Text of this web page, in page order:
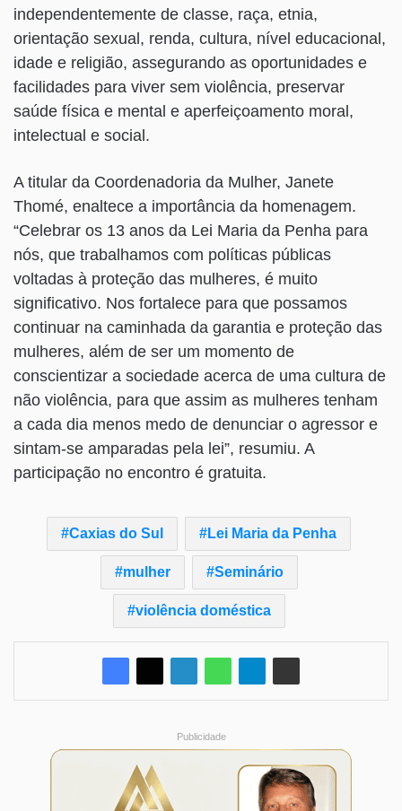
independentemente de classe, raça, etnia,
orientação sexual, renda, cultura, nível educacional,
idade e religião, assegurando as oportunidades e
facilidades para viver sem violência, preservar
saúde física e mental e aperfeiçoamento moral,
intelectual e social.
A titular da Coordenadoria da Mulher, Janete
Thomé, enaltece a importância da homenagem.
“Celebrar os 13 anos da Lei Maria da Penha para
nós, que trabalhamos com políticas públicas
voltadas à proteção das mulheres, é muito
significativo. Nos fortalece para que possamos
continuar na caminhada da garantia e proteção das
mulheres, além de ser um momento de
conscientizar a sociedade acerca de uma cultura de
não violência, para que assim as mulheres tenham
a cada dia menos medo de denunciar o agressor e
sintam-se amparadas pela lei”, resumiu. A
participação no encontro é gratuita.
Caxias do Sul Lei Maria da Penha
mulher Seminário
violência doméstica
Publicidade